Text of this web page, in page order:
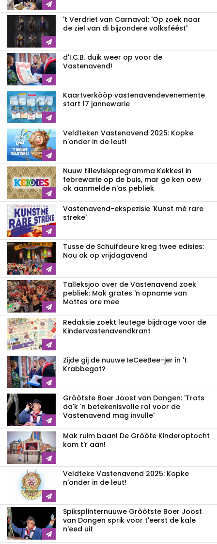
't Verdriet van Carnaval: 'Op zoek naar
de ziel van di bijzondere volksféést'
d'I.C.B. duik weer op voor de
Vastenavend!
Kaartverkòòp vastenavendevenemente
start 17 jannewarie
Veldteken Vastenavend 2025: Kopke
n'onder in de leut!
Nuuw tillevisiepregramma Kekkes! in
febrewarie op de buis, mar ge ken oew
ok aanmelde n'as pebliek
Vastenavend-ekspezisie 'Kunst mè rare
streke'
Tusse de Schuifdeure kreg twee edisies:
Nou ok op vrijdagavend
Talleksjoo over de Vastenavend zoek
pebliek: Mak grates 'n opname van
Mottes ore mee
Redaksie zoekt leutege bijdrage voor de
Kindervastenavendkrant
Zijde gij de nuuwe IeCeeBee-jer in 't
Krabbegat?
Gròòtste Boer Joost van Dongen: 'Trots
da'k 'n betekenisvolle rol voor de
Vastenavend mag invulle'
Mak ruim baan! De Gròòte Kinderoptocht
kom t'r aan!
Veldteke Vastenavend 2025: Kopke
n'onder in de leut!
Spiksplinternuuwe Gròòtste Boer Joost
van Dongen sprik voor t'eerst de kale
n'eed uit